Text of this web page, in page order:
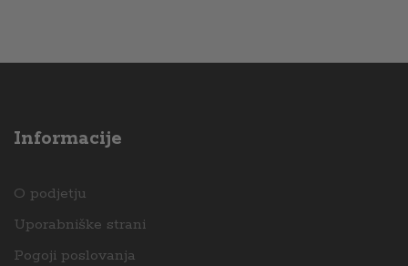
Informacije
O podjetju
Uporabniške strani
Pogoji poslovanja